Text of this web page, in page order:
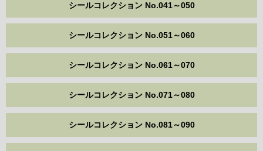
シールコレクション No.041～050
シールコレクション No.051～060
シールコレクション No.061～070
シールコレクション No.071～080
シールコレクション No.081～090